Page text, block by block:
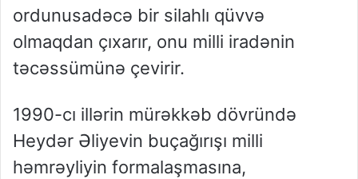
ordunusadəcə bir silahlı qüvvə
olmaqdan çıxarır, onu milli iradənin
təcəssümünə çevirir.
1990-cı illərin mürəkkəb dövründə
Heydər Əliyevin buçağırışı milli
həmrəyliyin formalaşmasına,